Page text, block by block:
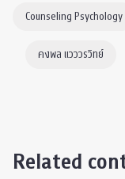
Counseling Psychology
คงพล แวววรวิทย์
Related